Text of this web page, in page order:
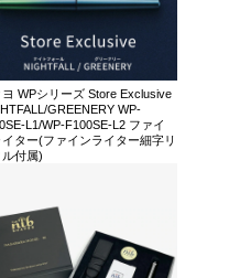
ヨ WPシリーズ Store Exclusive
GREENERY WP-
L1/WP-F100SE-L2 ファイ
イター(ファインライター細字リ
ル付属)